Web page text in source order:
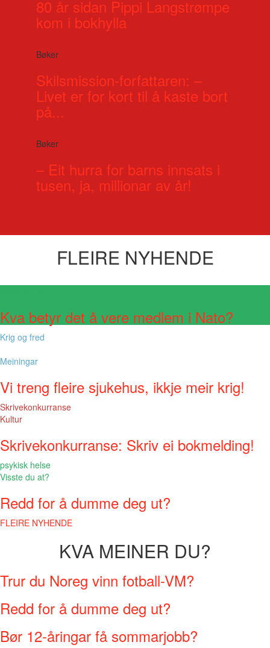
80 år sidan Pippi Langstrømpe
kom i bokhylla
Bøker
Skilsmission-forfattaren: –
Livet er for kort til å kaste bort
på...
Bøker
– Eit hurra for barns innsats i
tusen, ja, millionar av år!
FLEIRE NYHENDE
Kva betyr det å vere medlem i Nato?
Krig og fred
Meiningar
Vi treng fleire sjukehus, ikkje meir krig!
Skrivekonkurranse
Kultur
Skrivekonkurranse: Skriv ei bokmelding!
psykisk helse
Visste du at?
Redd for å dumme deg ut?
FLEIRE NYHENDE
KVA MEINER DU?
Trur du Noreg vinn fotball-VM?
Redd for å dumme deg ut?
Bør 12-åringar få sommarjobb?